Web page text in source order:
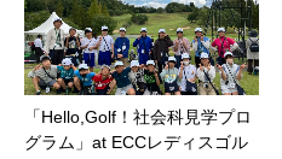
「Hello,Golf！社会科見学プロ
グラム」at ECCレディスゴル